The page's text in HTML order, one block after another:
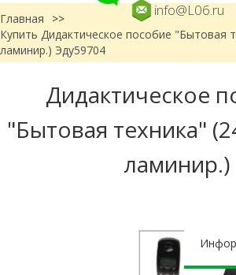
info@L06.ru
Главная
>>
Купить Дидактическое пособие "Бытовая
ламинир.) Эду59704
Дидактическое
"Бытовая техника"
ламинир.)